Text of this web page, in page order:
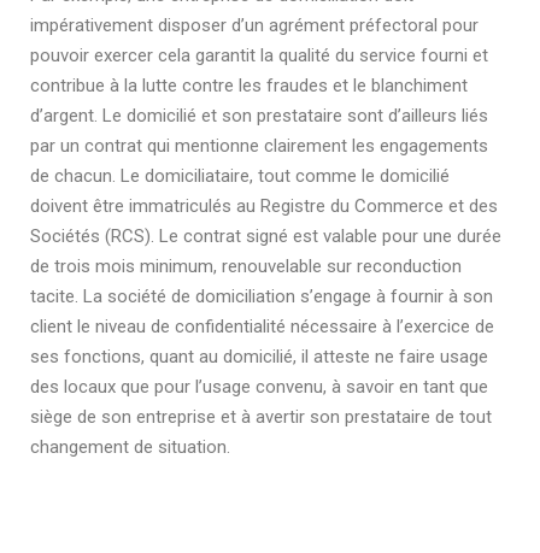
impérativement disposer d’un agrément préfectoral pour
pouvoir exercer cela garantit la qualité du service fourni et
contribue à la lutte contre les fraudes et le blanchiment
d’argent. Le domicilié et son prestataire sont d’ailleurs liés
par un contrat qui mentionne clairement les engagements
de chacun. Le domiciliataire, tout comme le domicilié
doivent être immatriculés au Registre du Commerce et des
Sociétés (RCS). Le contrat signé est valable pour une durée
de trois mois minimum, renouvelable sur reconduction
tacite. La société de domiciliation s’engage à fournir à son
client le niveau de confidentialité nécessaire à l’exercice de
ses fonctions, quant au domicilié, il atteste ne faire usage
des locaux que pour l’usage convenu, à savoir en tant que
siège de son entreprise et à avertir son prestataire de tout
changement de situation.